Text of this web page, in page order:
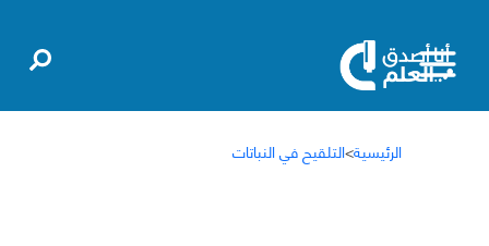
الرئيسية>التلقيح في النباتات